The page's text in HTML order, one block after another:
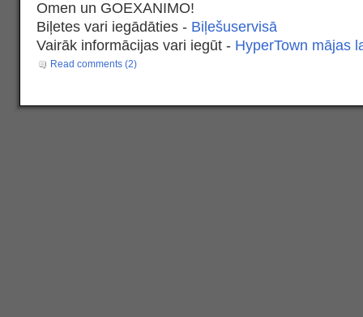
Omen un GOEXANIMO!
Biļetes vari iegādāties - Biļešuservisā
Vairāk informācijas vari iegūt - HyperTown mājas
Read comments (2)